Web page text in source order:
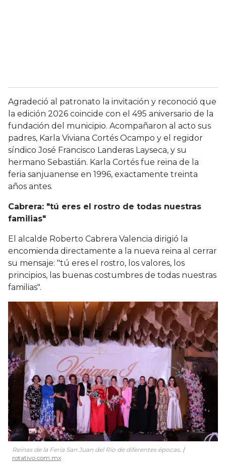
Agradeció al patronato la invitación y reconoció que
la edición 2026 coincide con el 495 aniversario de la
fundación del municipio. Acompañaron al acto sus
padres, Karla Viviana Cortés Ocampo y el regidor
síndico José Francisco Landeras Layseca, y su
hermano Sebastián. Karla Cortés fue reina de la
feria sanjuanense en 1996, exactamente treinta
años antes.
Cabrera: "tú eres el rostro de todas nuestras
familias"
El alcalde Roberto Cabrera Valencia dirigió la
encomienda directamente a la nueva reina al cerrar
su mensaje: "tú eres el rostro, los valores, los
principios, las buenas costumbres de todas nuestras
familias".
Reinas de la Feria San Juan del Río de diferentes épocas.
rotativo.com.mx